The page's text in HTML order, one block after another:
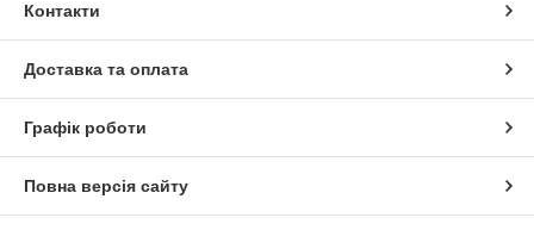
Контакти
Доставка та оплата
Графік роботи
Повна версія сайту